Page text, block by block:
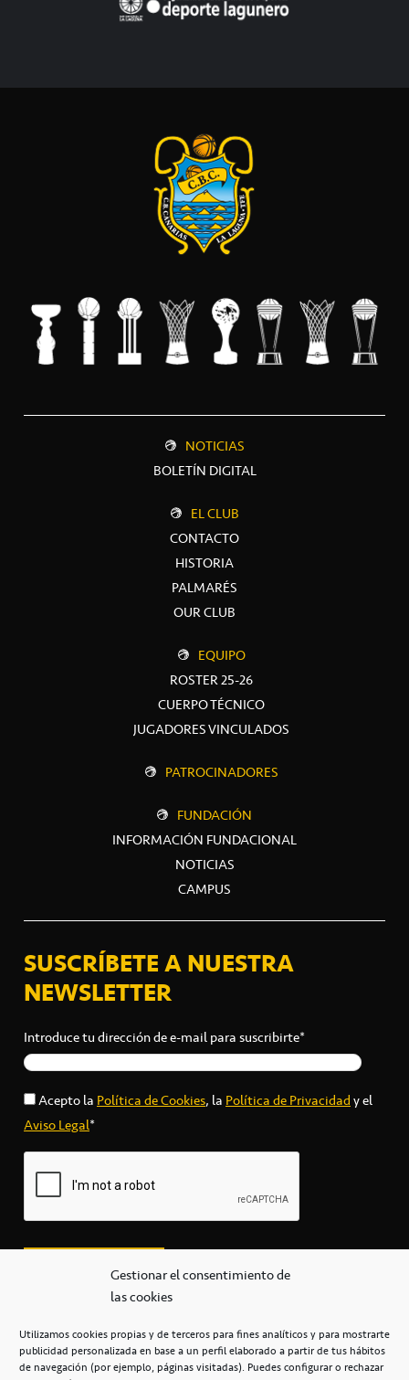
Gestionar el consentimiento de
las cookies
Utilizamos cookies propias y de terceros para fines analíticos y para mostrarte
publicidad personalizada en base a un perfil elaborado a partir de tus hábitos
de navegación (por ejemplo, páginas visitadas). Puedes configurar o rechazar
NOTICIAS
BOLETÍN DIGITAL
EL CLUB
CONTACTO
HISTORIA
PALMARÉS
OUR CLUB
EQUIPO
ROSTER 25-26
CUERPO TÉCNICO
JUGADORES VINCULADOS
PATROCINADORES
FUNDACIÓN
INFORMACIÓN FUNDACIONAL
NOTICIAS
CAMPUS
SUSCRÍBETE A NUESTRA
NEWSLETTER
Introduce tu dirección de e-mail para suscribirte*
Acepto laPolítica de Cookies, laPolítica de Privacidady el
Aviso Legal*
secretaria@cbcanarias.es